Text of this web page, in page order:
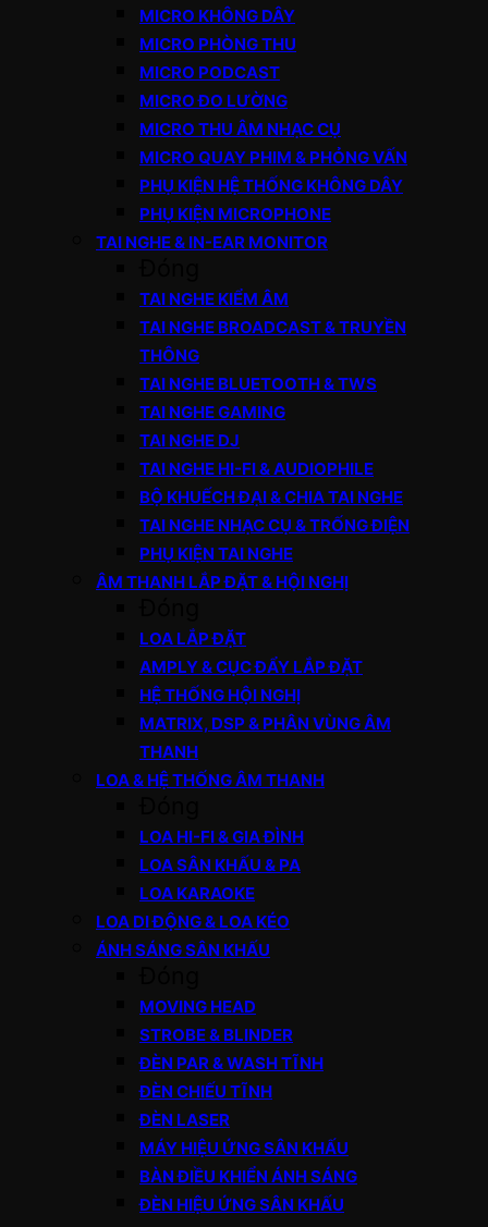
MICRO KHÔNG DÂY
MICRO PHÒNG THU
MICRO PODCAST
MICRO ĐO LƯỜNG
MICRO THU ÂM NHẠC CỤ
MICRO QUAY PHIM & PHỎNG VẤN
PHỤ KIỆN HỆ THỐNG KHÔNG DÂY
PHỤ KIỆN MICROPHONE
TAI NGHE & IN-EAR MONITOR
TAI NGHE KIỂM ÂM
TAI NGHE BROADCAST & TRUYỀN
THÔNG
TAI NGHE BLUETOOTH & TWS
TAI NGHE GAMING
TAI NGHE DJ
TAI NGHE HI-FI & AUDIOPHILE
BỘ KHUẾCH ĐẠI & CHIA TAI NGHE
TAI NGHE NHẠC CỤ & TRỐNG ĐIỆN
PHỤ KIỆN TAI NGHE
ÂM THANH LẮP ĐẶT & HỘI NGHỊ
LOA LẮP ĐẶT
AMPLY & CỤC ĐẨY LẮP ĐẶT
HỆ THỐNG HỘI NGHỊ
MATRIX, DSP & PHÂN VÙNG ÂM
THANH
LOA & HỆ THỐNG ÂM THANH
LOA HI-FI & GIA ĐÌNH
LOA SÂN KHẤU & PA
LOA KARAOKE
LOA DI ĐỘNG & LOA KÉO
ÁNH SÁNG SÂN KHẤU
MOVING HEAD
STROBE & BLINDER
ĐÈN PAR & WASH TĨNH
ĐÈN CHIẾU TĨNH
ĐÈN LASER
MÁY HIỆU ỨNG SÂN KHẤU
BÀN ĐIỀU KHIỂN ÁNH SÁNG
ĐÈN HIỆU ỨNG SÂN KHẤU